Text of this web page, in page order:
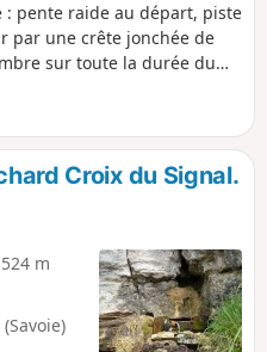
pente raide au départ, piste
par une crête jonchée de
sur toute la durée du
avec la fatigue.
Croix du Signal.
m